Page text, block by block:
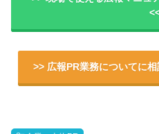
>> 広報PR業務についてに